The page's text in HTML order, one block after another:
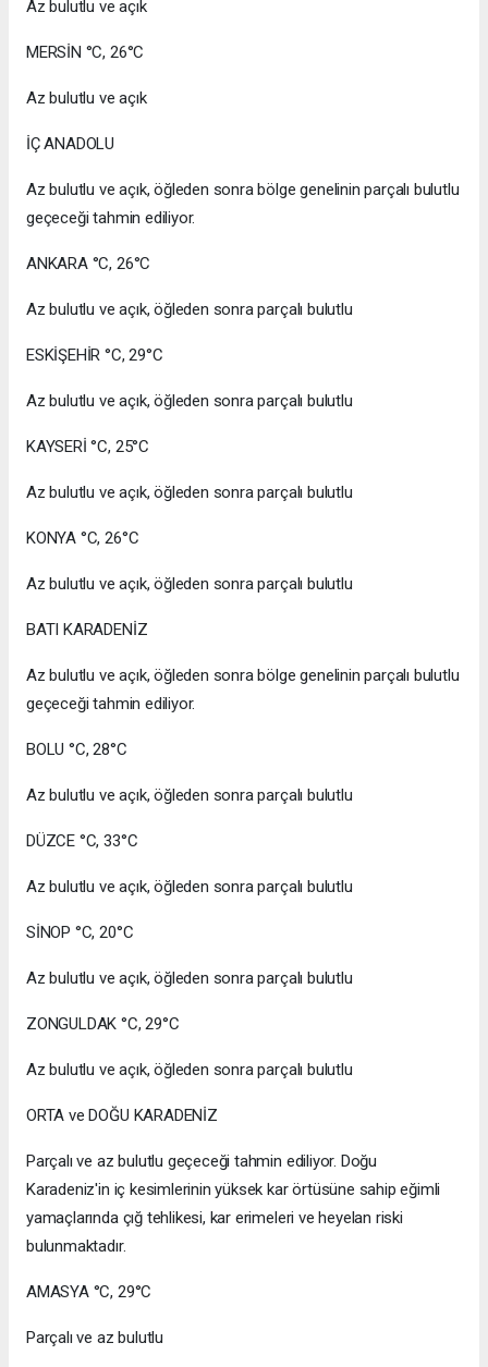
Az bulutlu ve açık
MERSİN °C, 26°C
Az bulutlu ve açık
İÇ ANADOLU
Az bulutlu ve açık, öğleden sonra bölge genelinin parçalı bulutlu
geçeceği tahmin ediliyor.
ANKARA °C, 26°C
Az bulutlu ve açık, öğleden sonra parçalı bulutlu
ESKİŞEHİR °C, 29°C
Az bulutlu ve açık, öğleden sonra parçalı bulutlu
KAYSERİ °C, 25°C
Az bulutlu ve açık, öğleden sonra parçalı bulutlu
KONYA °C, 26°C
Az bulutlu ve açık, öğleden sonra parçalı bulutlu
BATI KARADENİZ
Az bulutlu ve açık, öğleden sonra bölge genelinin parçalı bulutlu
geçeceği tahmin ediliyor.
BOLU °C, 28°C
Az bulutlu ve açık, öğleden sonra parçalı bulutlu
DÜZCE °C, 33°C
Az bulutlu ve açık, öğleden sonra parçalı bulutlu
SİNOP °C, 20°C
Az bulutlu ve açık, öğleden sonra parçalı bulutlu
ZONGULDAK °C, 29°C
Az bulutlu ve açık, öğleden sonra parçalı bulutlu
ORTA ve DOĞU KARADENİZ
Parçalı ve az bulutlu geçeceği tahmin ediliyor. Doğu
Karadeniz'in iç kesimlerinin yüksek kar örtüsüne sahip eğimli
yamaçlarında çığ tehlikesi, kar erimeleri ve heyelan riski
bulunmaktadır.
AMASYA °C, 29°C
Parçalı ve az bulutlu